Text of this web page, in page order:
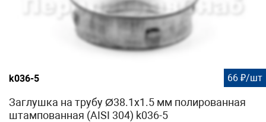
k036-5 66 ₽/шт
Заглушка на трубу Ø38.1х1.5 мм полированная
штампованная (AISI 304) k036-5